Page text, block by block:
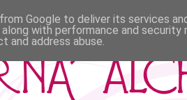
Google to deliver its services
with performance and
and address abuse.